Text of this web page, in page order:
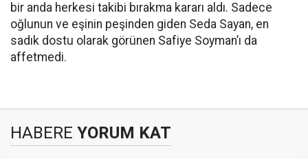
bir anda herkesi takibi bırakma kararı aldı. Sadece
oğlunun ve eşinin peşinden giden Seda Sayan, en
sadık dostu olarak görünen Safiye Soyman’ı da
affetmedi.
HABERE YORUM KAT